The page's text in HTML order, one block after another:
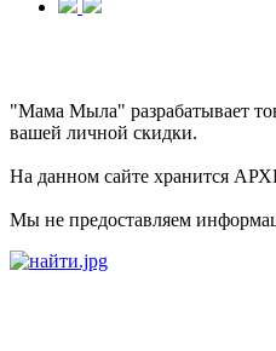
"Мама Мыла" разрабатывает
вашей личной скидки.
На данном сайте хранится
Мы не предоставляем